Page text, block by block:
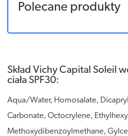
Polecane produkty
Skład Vichy Capital Soleil
ciała SPF30:
Aqua/Water, Homosalate,
Carbonate, Octocrylene,
Methoxydibenzoylmethane,